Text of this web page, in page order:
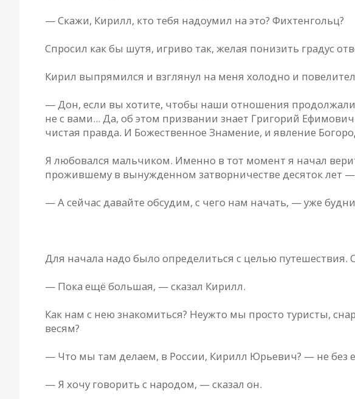
— Скажи, Кирилл, кто тебя надоумил на это? Фихтенгольц?
Спросил как бы шутя, игриво так, желая понизить градус
Кирил выпрямился и взглянул на меня холодно и
— Дон, если вы хотите, чтобы наши отношения
не с вами... Да, об этом призвании знает Григорий
чистая правда. И Божественное Знамение, и явление
Я любовался мальчиком. Именно в тот момент я начал
прожившему в вынужденном затворничестве десяток лет
— А сейчас давайте обсудим, с чего нам начать, — уже
Для начала надо было определиться с целью
— Пока ещё большая, — сказал Кирилл.
Как нам с нею знакомиться? Неужто мы просто туристы,
весям?
— Что мы там делаем, в России, Кирилл Юрьевич? — не без
— Я хочу говорить с народом, — сказал он.